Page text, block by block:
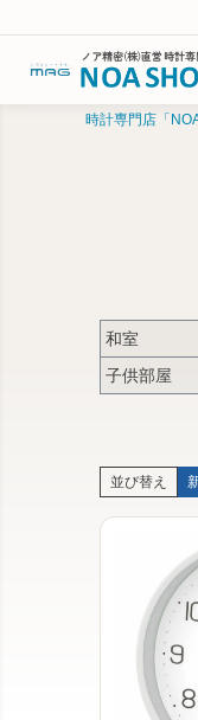
時計専門店「
和室
子供部屋
並び替え